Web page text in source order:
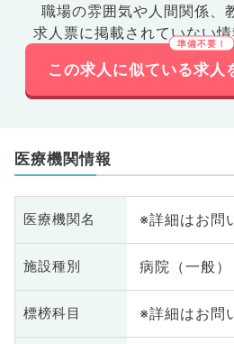
職場の雰囲気や人間関係、
求人票に掲載されていない情
この求人に似ている求人
医療機関情報
医療機関名 ※詳細はお問
施設種別 病院（一般）
標榜科目 ※詳細はお問